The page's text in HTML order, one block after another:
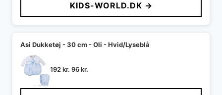
var:
288 kr..
er:
144 kr..
KIDS-WORLD.DK →
Asi Dukketøj - 30 cm - Oli - Hvid/Lyseblå
192kr.Den
pris
96kr.
pris